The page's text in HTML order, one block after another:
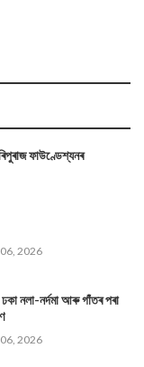
ফাউণ্ডেশ্যনৰ
2026
নলা-নৰ্দমা আৰু গাঁতৰ পৰা
2026